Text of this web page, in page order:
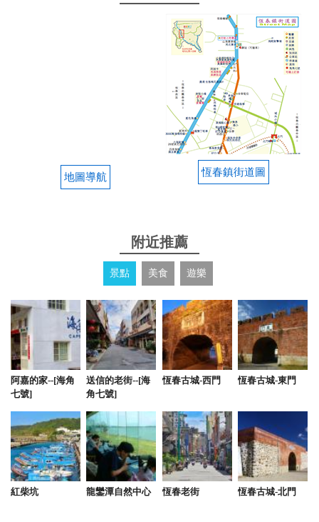
地圖導航 恆春鎮街道圖
附近推薦
景點 美食 遊樂
阿嘉的家--[海角
七號]
送信的老街--[海
角七號]
恆春古城-西門 恆春古城-東門
紅柴坑 龍鑾潭自然中心 恆春老街 恆春古城-北門